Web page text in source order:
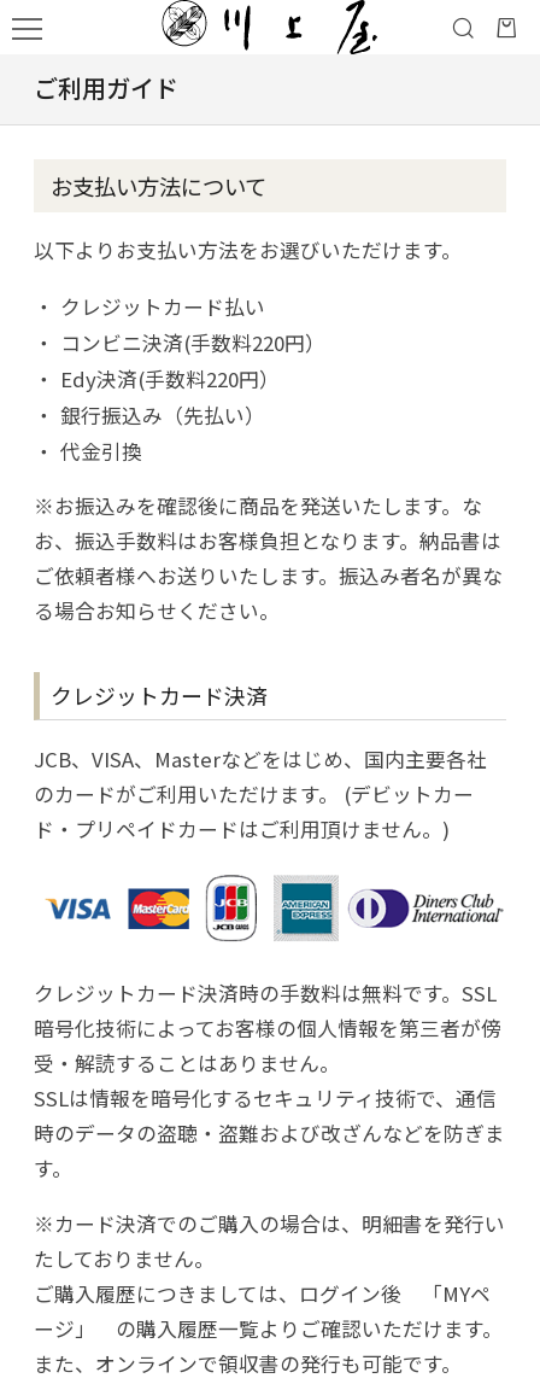
ご利用ガイド
お支払い方法について
以下よりお支払い方法をお選びいただけます。
クレジットカード払い
コンビニ決済(手数料220円）
Edy決済(手数料220円）
銀行振込み（先払い）
代金引換
※お振込みを確認後に商品を発送いたします。な
お、振込手数料はお客様負担となります。納品書は
ご依頼者様へお送りいたします。振込み者名が異な
る場合お知らせください。
クレジットカード決済
JCB、VISA、Masterなどをはじめ、国内主要各社
のカードがご利用いただけます。 (デビットカー
ド・プリペイドカードはご利用頂けません。)
クレジットカード決済時の手数料は無料です。SSL
暗号化技術によってお客様の個人情報を第三者が傍
受・解読することはありません。
SSLは情報を暗号化するセキュリティ技術で、通信
時のデータの盗聴・盗難および改ざんなどを防ぎま
す。
※カード決済でのご購入の場合は、明細書を発行い
たしておりません。
ご購入履歴につきましては、ログイン後 「MYペ
ージ」 の購入履歴一覧よりご確認いただけます。
また、オンラインで領収書の発行も可能です。